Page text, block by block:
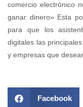
comercio electrónico
ganar dinero» Esta
para que los
digitales las
y empresas que
Facebook